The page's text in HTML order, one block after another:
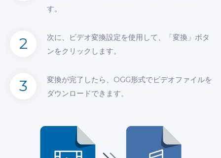
す。
2
次に、ビデオ変換設定を使用して、「変換」ボタ
ンをクリックします。
3
変換が完了したら、OGG形式でビデオファイルを
ダウンロードできます。